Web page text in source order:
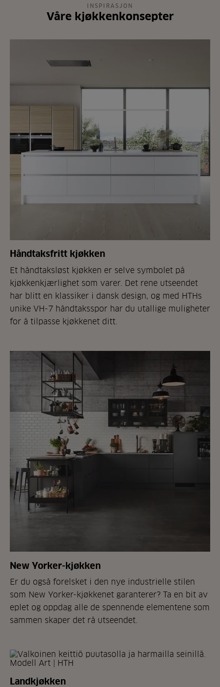
INSPIRASJON
Våre kjøkkenkonsepter
Håndtaksfritt kjøkken
Et håndtaksløst kjøkken er selve symbolet på
kjøkkenkjærlighet som varer. Det rene utseendet
har blitt en klassiker i dansk design, og med HTHs
unike VH-7 håndtaksspor har du utallige muligheter
for å tilpasse kjøkkenet ditt.
New Yorker-kjøkken
Er du også forelsket i den nye industrielle stilen
som New Yorker-kjøkkenet garanterer? Ta en bit av
eplet og oppdag alle de spennende elementene som
sammen skaper det rå utseendet.
Landkjøkken